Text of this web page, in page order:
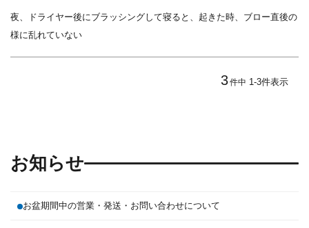
夜、ドライヤー後にブラッシングして寝ると、起きた時、ブロー直後の
様に乱れていない
3件中 1-3件表示
お知らせ
お盆期間中の営業・発送・お問い合わせについて